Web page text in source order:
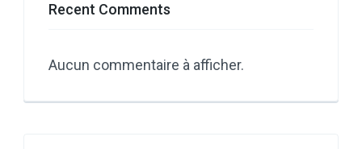
Recent Comments
Aucun commentaire à afficher.